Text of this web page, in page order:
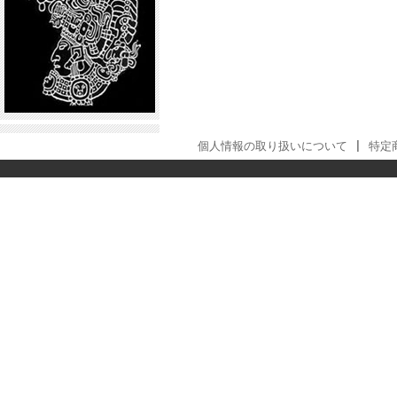
個人情報の取り扱いについて 特定